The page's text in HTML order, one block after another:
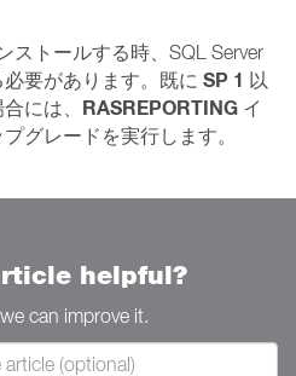
ストールする時、SQL Server
要があります。既に SP 1 以
には、 RASREPORTING イ
グレードを実行します。
helpful?
can improve it.